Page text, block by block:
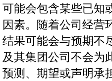
可能会包含某些已知
因素。随着公司经营
结果可能会与预期不
及其集团公司不会为
预测、期望或声明承